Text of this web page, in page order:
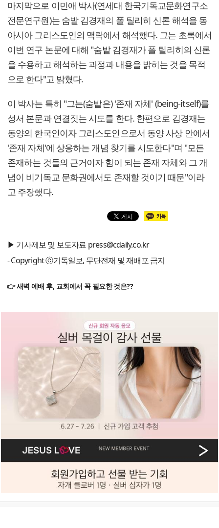
마지막으로 이민애 박사(연세대 한국기독교문화연구소
전문연구원)는 숨밭 김경재의 폴 틸리히 신론 해석을 동
아시아 그리스도인의 맥락에서 해석했다. 그는 초록에서
이번 연구 논문에 대해 "숨밭 김경재가 폴 틸리히의 신론
을 수용하고 해석하는 과정과 내용을 밝히는 것을 목적
으로 한다"고 밝혔다.
이 박사는 특히 "그는(숨밭은) '존재 자체' (being-itself)를
성서 본문과 연결짓는 시도를 한다. 한편으로 김경재는
동양의 한국인이자 그리스도인으로서 동양 사상 안에서
'존재 자체'에 상응하는 개념 찾기를 시도한다"며 "모든
존재하는 것들의 근거이자 힘이 되는 존재 자체와 그 개
념이 비기독교 문화권에서도 존재할 것이기 때문"이라
고 주장했다.
▶ 기사제보 및 보도자료 press@cdaily.co.kr
- Copyright ⓒ기독일보, 무단전재 및 재배포 금지
👉 새벽 예배 후, 교회에서 꼭 필요한 것은??